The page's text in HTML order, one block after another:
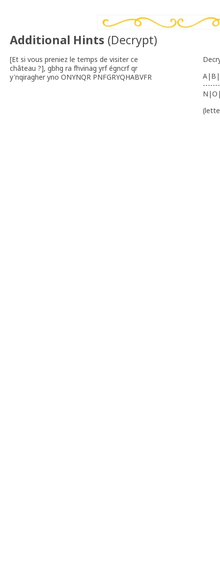
Additional Hints (Decrypt)
[Et si vous preniez le temps de visiter ce
château ?], gbhg ra fhvinag yrf égncrf qr
y'nqiragher yno ONYNQR PNFGRYQHABVFR